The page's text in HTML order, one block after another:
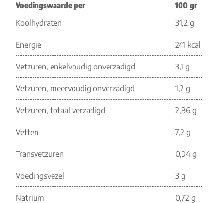
Voedingswaarde per
100 gr
Koolhydraten
31,2 g
Energie 241 kcal
Vetzuren, enkelvoudig onverzadigd 3,1 g
Vetzuren, meervoudig onverzadigd 1,2 g
Vetzuren, totaal verzadigd 2,86 g
Vetten 7,2 g
Transvetzuren 0,04 g
Voedingsvezel 3 g
Natrium 0,72 g